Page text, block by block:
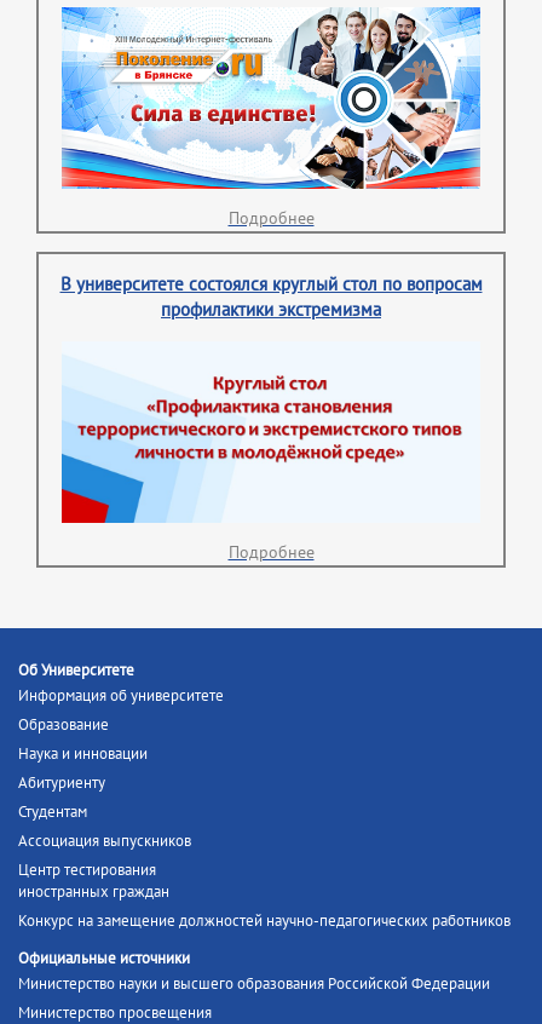
Подробнее
В университете состоялся круглый стол по вопросам
профилактики экстремизма
Подробнее
Об Университете
Информация об университете
Образование
Наука и инновации
Абитуриенту
Студентам
Ассоциация выпускников
Центр тестирования
иностранных граждан
Конкурс на замещение должностей научно-педагогических работников
Официальные источники
Министерство науки и высшего образования Российской Федерации
Министерство просвещения